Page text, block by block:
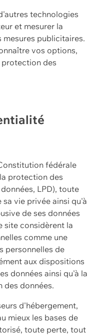
technologies
et mesurer la
publicitaires.
vos options,
protection des
fédérale
protection des
LPD), toute
vie privée ainsi qu'à
de ses données
site considèrent la
comme une
personnelles de
aux dispositions
données ainsi qu'à la
données.
d'hébergement,
mieux les bases de
toute perte, tout